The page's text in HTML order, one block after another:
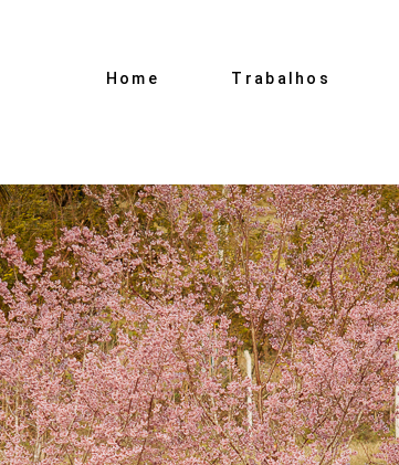
Home Trabalhos